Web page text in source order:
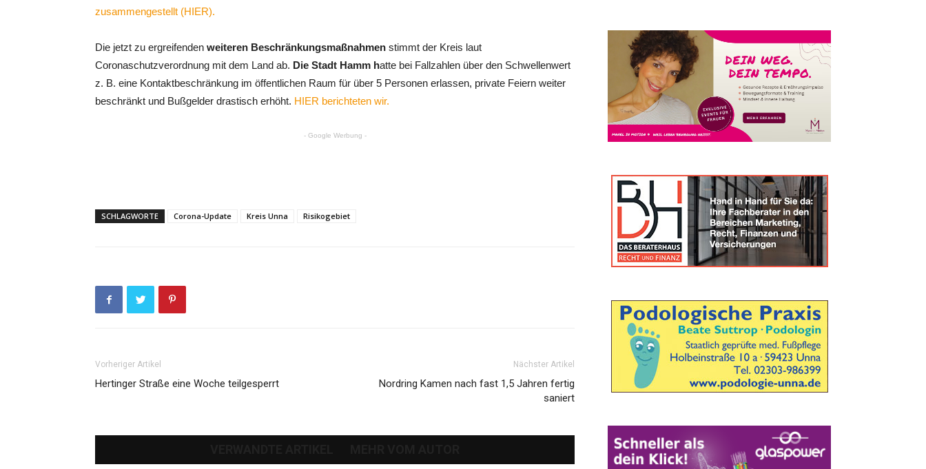
zusammengestellt (HIER).
Die jetzt zu ergreifenden weiteren Beschränkungsmaßnahmen stimmt der Kreis laut
Coronaschutzverordnung mit dem Land ab. Die Stadt Hamm hatte bei Fallzahlen über den Schwellenwert
z. B. eine Kontaktbeschränkung im öffentlichen Raum für über 5 Personen erlassen, private Feiern weiter
beschränkt und Bußgelder drastisch erhöht. HIER berichteten wir.
- Google Werbung -
SCHLAGWORTE Corona-Update Kreis Unna Risikogebiet
Vorheriger Artikel
Hertinger Straße eine Woche teilgesperrt
Nächster Artikel
Nordring Kamen nach fast 1,5 Jahren fertig
saniert